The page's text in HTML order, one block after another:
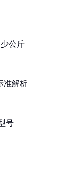
公斤
准解析
号